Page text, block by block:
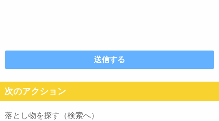
次のアクション
落とし物を探す（検索へ）